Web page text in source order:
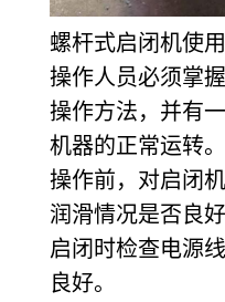
螺杆式启闭机使
操作人员必须掌
操作方法，并有
机器的正常运转。
操作前，对启闭
润滑情况是否良
启闭时检查电源
良好。